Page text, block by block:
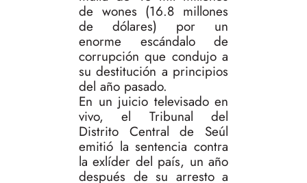
de wones (16.8 millones
de dólares) por un
enorme escándalo de
corrupción que condujo a
su destitución a principios
del año pasado.
En un juicio televisado en
vivo, el Tribunal del
Distrito Central de Seúl
emitió la sentencia contra
la exlíder del país, un año
después de su arresto a